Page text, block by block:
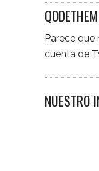
Parece
cuenta de
NUESTRO